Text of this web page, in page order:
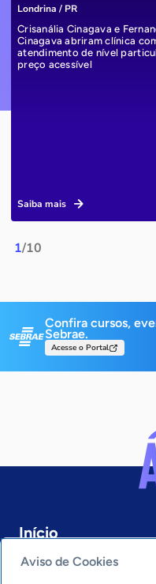
1/10
Londrina / PR
Crisanália Cinagava e
Cinagava abriram clínica
atendimento de nível
preço acessível
Saiba mais
Confira cursos,
Sebrae.
Acesse o Portal
Início
Rio Grande do
Sobre a ASN
Aviso de Cookies